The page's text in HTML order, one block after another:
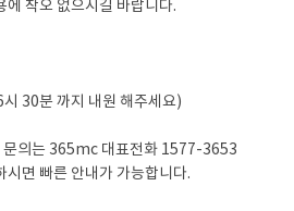
에 착오 없으시길 바랍니다.
30분 까지 내원 해주세요)
문의는 365mc 대표전화 1577-3653
시면 빠른 안내가 가능합니다.